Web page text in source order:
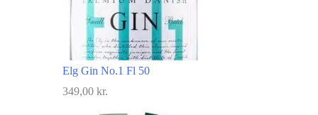
Elg Gin No.1 Fl 50
349,00 kr.